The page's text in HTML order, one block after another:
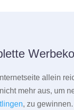
allein
mehr aus, um
, zu